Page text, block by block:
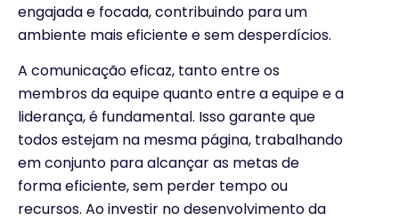
engajada e focada, contribuindo para um
ambiente mais eficiente e sem desperdícios.
A comunicação eficaz, tanto entre os
membros da equipe quanto entre a equipe e a
liderança, é fundamental. Isso garante que
todos estejam na mesma página, trabalhando
em conjunto para alcançar as metas de
forma eficiente, sem perder tempo ou
recursos. Ao investir no desenvolvimento da